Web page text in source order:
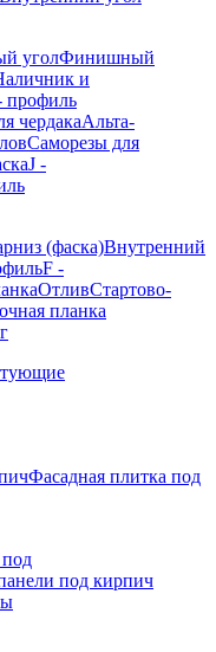
уголФинишный
и
профиль
чердакаАльта-
Саморезы для
J -
(фаска)Внутренний
F -
ОтливСтартово-
планка
Фасадная плитка под
под кирпич